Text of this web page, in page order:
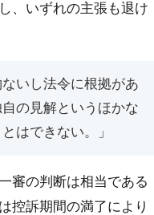
、いずれの主張も退け
いし法令に根拠があ
の見解というほかな
はできない。」
審の判断は相当である
控訴期間の満了により